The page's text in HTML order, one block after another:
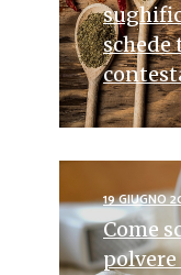
schede
19 GIUGNO
Come
polvere